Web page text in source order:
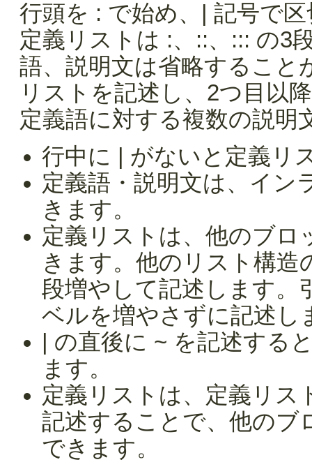
行頭を : で始め、| 記号で
定義リストは :、::、::: の3
語、説明文は省略すること
リストを記述し、2つ目以
定義語に対する複数の説明
行中に | がないと定義リ
定義語・説明文は、イン
きます。
定義リストは、他のブロ
きます。他のリスト構造
段増やして記述します。
ベルを増やさずに記述し
| の直後に ~ を記述する
ます。
定義リストは、定義リス
記述することで、他のブ
できます。